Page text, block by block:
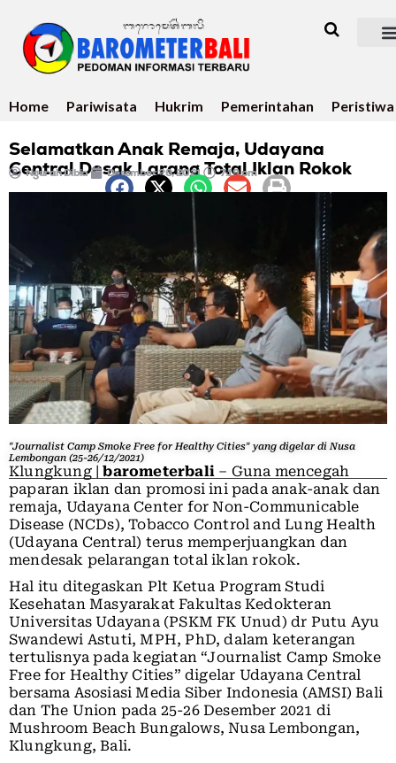
Home Pariwisata Hukrim Pemerintahan Peristiwa
Selamatkan Anak Remaja, Udayana
Central Desak Larang Total Iklan Rokok
Ngurah Dibia Desember 26, 2021 7:19 pm
"Journalist Camp Smoke Free for Healthy Cities" yang digelar di Nusa
Lembongan (25-26/12/2021)
Klungkung |barometerbali – Guna mencegah
paparan iklan dan promosi ini pada anak-anak dan
remaja, Udayana Center for Non-Communicable
Disease (NCDs), Tobacco Control and Lung Health
(Udayana Central) terus memperjuangkan dan
mendesak pelarangan total iklan rokok.
Hal itu ditegaskan Plt Ketua Program Studi
Kesehatan Masyarakat Fakultas Kedokteran
Universitas Udayana (PSKM FK Unud) dr Putu Ayu
Swandewi Astuti, MPH, PhD, dalam keterangan
tertulisnya pada kegiatan “Journalist Camp Smoke
Free for Healthy Cities” digelar Udayana Central
bersama Asosiasi Media Siber Indonesia (AMSI) Bali
dan The Union pada 25-26 Desember 2021 di
Mushroom Beach Bungalows, Nusa Lembongan,
Klungkung, Bali.